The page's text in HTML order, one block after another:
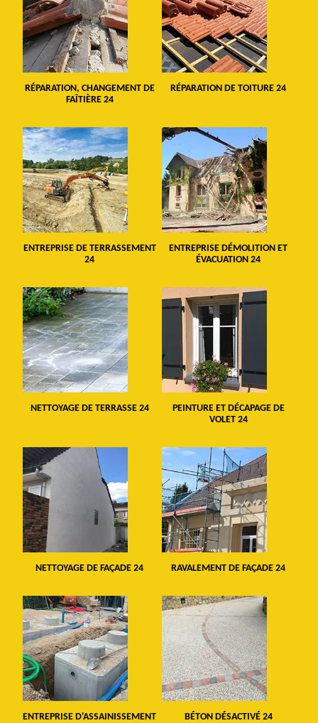
RÉPARATION, CHANGEMENT DE
FAÎTIÈRE 24
RÉPARATION DE TOITURE 24
ENTREPRISE DE TERRASSEMENT
24
ENTREPRISE DÉMOLITION ET
ÉVACUATION 24
NETTOYAGE DE TERRASSE 24
PEINTURE ET DÉCAPAGE DE
VOLET 24
NETTOYAGE DE FAÇADE 24 RAVALEMENT DE FAÇADE 24
ENTREPRISE D'ASSAINISSEMENT BÉTON DÉSACTIVÉ 24